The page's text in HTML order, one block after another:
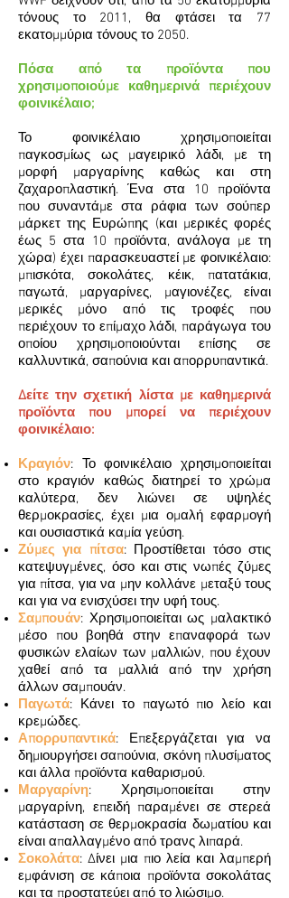
τόνους το 2011, θα φτάσει τα 77
εκατομμύρια τόνους το 2050.
Πόσα από τα προϊόντα που
χρησιμοποιούμε καθημερινά περιέχουν
φοινικέλαιο;
Το φοινικέλαιο χρησιμοποιείται
παγκοσμίως ως μαγειρικό λάδι, με τη
μορφή μαργαρίνης καθώς και στη
ζαχαροπλαστική. Ένα στα 10 προϊόντα
που συναντάμε στα ράφια των σούπερ
μάρκετ της Ευρώπης (και μερικές φορές
έως 5 στα 10 προϊόντα, ανάλογα με τη
χώρα) έχει παρασκευαστεί με φοινικέλαιο:
μπισκότα, σοκολάτες, κέικ, πατατάκια,
παγωτά, μαργαρίνες, μαγιονέζες, είναι
μερικές μόνο από τις τροφές που
περιέχουν το επίμαχο λάδι, παράγωγα του
οποίου χρησιμοποιούνται επίσης σε
καλλυντικά, σαπούνια και απορρυπαντικά.
Δείτε την σχετική λίστα με καθημερινά
προϊόντα που μπορεί να περιέχουν
φοινικέλαιο:
Κραγιόν: Το φοινικέλαιο χρησιμοποιείται
στο κραγιόν καθώς διατηρεί το χρώμα
καλύτερα, δεν λιώνει σε υψηλές
θερμοκρασίες, έχει μια ομαλή εφαρμογή
και ουσιαστικά καμία γεύση.
Ζύμες για πίτσα: Προστίθεται τόσο στις
κατεψυγμένες, όσο και στις νωπές ζύμες
για πίτσα, για να μην κολλάνε μεταξύ τους
και για να ενισχύσει την υφή τους.
Σαμπουάν: Χρησιμοποιείται ως μαλακτικό
μέσο που βοηθά στην επαναφορά των
φυσικών ελαίων των μαλλιών, που έχουν
χαθεί από τα μαλλιά από την χρήση
άλλων σαμπουάν.
Παγωτά: Κάνει το παγωτό πιο λείο και
κρεμώδες.
Απορρυπαντικά: Επεξεργάζεται για να
δημιουργήσει σαπούνια, σκόνη πλυσίματος
και άλλα προϊόντα καθαρισμού.
Μαργαρίνη: Χρησιμοποιείται στην
μαργαρίνη, επειδή παραμένει σε στερεά
κατάσταση σε θερμοκρασία δωματίου και
είναι απαλλαγμένο από τρανς λιπαρά.
Σοκολάτα: Δίνει μια πιο λεία και λαμπερή
εμφάνιση σε κάποια προϊόντα σοκολάτας
και τα προστατεύει από το λιώσιμο.